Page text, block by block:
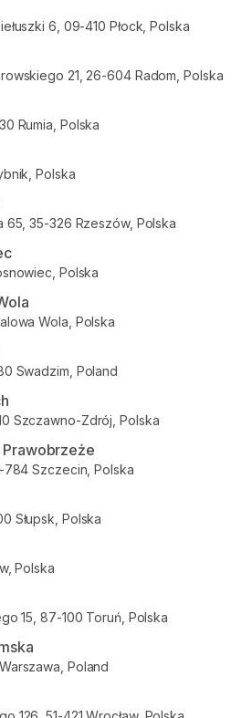
6, 09-410 Płock, Polska
21, 26-604 Radom, Polska
Rumia, Polska
Polska
65, 35-326 Rzeszów, Polska
Polska
Wola, Polska
Swadzim, Poland
Szczawno-Zdrój, Polska
784 Szczecin, Polska
Słupsk, Polska
Polska
15, 87-100 Toruń, Polska
Poland